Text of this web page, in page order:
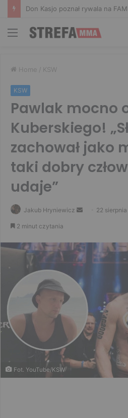
Menu
Home / KSW
KSW
Pawlak mocno
Kuberskiego!
zachował jako
taki dobry
udaje”
Jakub Hryniewicz
Send 22
2 minut czytania
Fot. YouTube/KSW